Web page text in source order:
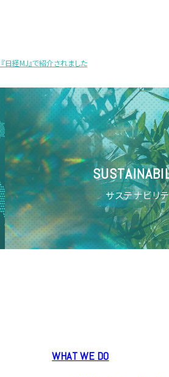
日経MJ』で紹介されました
サステナビリ
WHAT WE DO